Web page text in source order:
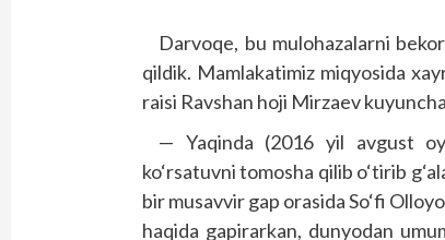
Darvoqe, bu mulohazalarni
qildik. Mamlakatimiz miqyosida
raisi Ravshan hoji Mirzaev
— Yaqinda (2016 yil avgust
ko‘rsatuvni tomosha qilib o‘tirib
bir musavvir gap orasida So‘fi
haqida gapirarkan, dunyodan